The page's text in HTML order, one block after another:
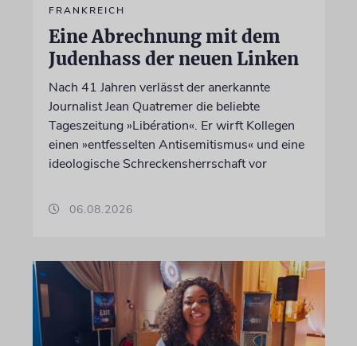
FRANKREICH
Eine Abrechnung mit dem
Judenhass der neuen Linken
Nach 41 Jahren verlässt der anerkannte
Journalist Jean Quatremer die beliebte
Tageszeitung »Libération«. Er wirft Kollegen
einen »entfesselten Antisemitismus« und eine
ideologische Schreckensherrschaft vor
06.08.2026